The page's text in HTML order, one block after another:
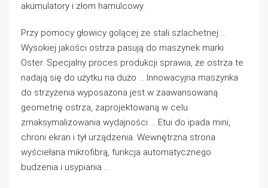
akumulatory i złom hamulcowy.
Przy pomocy głowicy golącej ze stali szlachetnej …
Wysokiej jakości ostrza pasują do maszynek marki
Oster. Specjalny proces produkcji sprawia, że ostrza te
nadają się do użytku na dużo … Innowacyjna maszynka
do strzyżenia wyposażona jest w zaawansowaną
geometrię ostrza, zaprojektowaną w celu
zmaksymalizowania wydajności … Etui do ipada mini,
chroni ekran i tył urządzenia. Wewnętrzna strona
wyściełana mikrofibrą, funkcja automatycznego
budzenia i usypiania …